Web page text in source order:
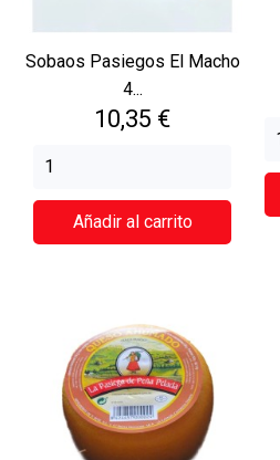
Sobaos Pasiegos El Macho
4...
Precio
10,35 €
Añadir al carrito